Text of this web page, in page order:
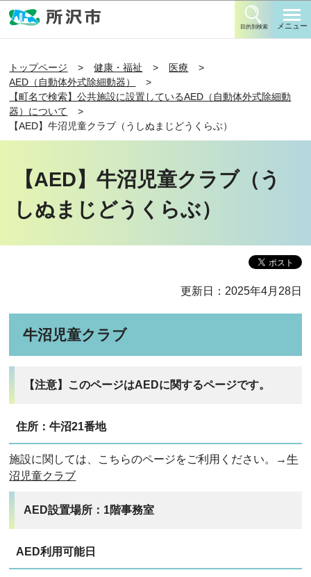
目的別検索 メニュー
トップページ 健康・福祉
医療
AED（自動体外式除細動器）
【町名で検索】公共施設に設置しているAED（自動体外式除細動
器）について
【AED】牛沼児童クラブ（うしぬまじどうくらぶ）
【AED】牛沼児童クラブ（う
しぬまじどうくらぶ）
更新日：2025年4月28日
牛沼児童クラブ
【注意】このページはAEDに関するページです。
住所：牛沼21番地
施設に関しては、こちらのページをご利用ください。→牛
沼児童クラブ
AED設置場所：1階事務室
AED利用可能日